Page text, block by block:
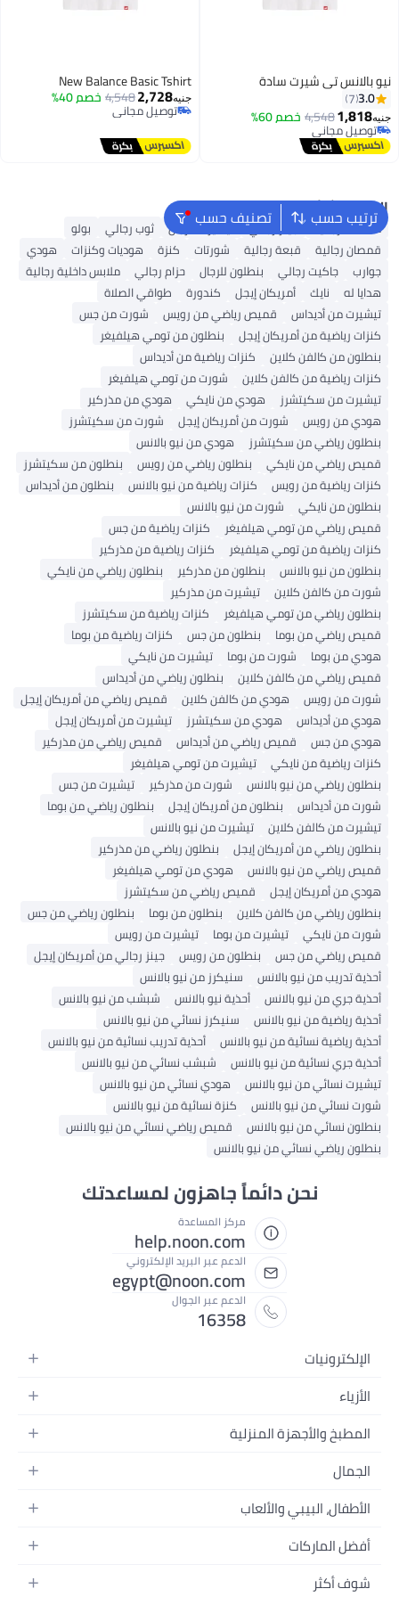
نيو بالانس تي شيرت سادة
3.0
7
جنيه1,818
4,548خصم 60%
توصيل مجاني
توصيل مجاني
New Balance Basic Tshirt
جنيه2,728
4,548خصم 40%
توصيل مجاني
توصيل مجاني
ترتيب حسب تصنيف حسب البحث الشائع
محفظة رجالية جينز رجالي تيشيرت للرجال ثوب رجالي
بولو
قمصان رجالية
قبعة رجالية شورتات كنزة هوديات وكنزات
هودي
جوارب
جاكيت رجالي بنطلون للرجال حزام رجالي
ملابس داخلية رجالية
هدايا له
نايك أمريكان إيجل كندورة
طواقي الصلاة
تيشيرت من أديداس
قميص رياضي من رويس
شورت من جس
كنزات رياضية من أمريكان إيجل
بنطلون من تومي هيلفيغر
بنطلون من كالفن كلاين
كنزات رياضية من أديداس
كنزات رياضية من كالفن كلاين
شورت من تومي هيلفيغر
تيشيرت من سكيتشرز
هودي من نايكي
هودي من مذركير
هودي من رويس
شورت من أمريكان إيجل
شورت من سكيتشرز
بنطلون رياضي من سكيتشرز
هودي من نيو بالانس
قميص رياضي من نايكي
بنطلون رياضي من رويس
بنطلون من سكيتشرز
كنزات رياضية من رويس
كنزات رياضية من نيو بالانس
بنطلون من أديداس
بنطلون من نايكي
شورت من نيو بالانس
قميص رياضي من تومي هيلفيغر
كنزات رياضية من جس
كنزات رياضية من تومي هيلفيغر
كنزات رياضية من مذركير
بنطلون من نيو بالانس
بنطلون من مذركير
بنطلون رياضي من نايكي
شورت من كالفن كلاين
تيشيرت من مذركير
بنطلون رياضي من تومي هيلفيغر
كنزات رياضية من سكيتشرز
قميص رياضي من بوما
بنطلون من جس
كنزات رياضية من بوما
هودي من بوما
شورت من بوما
تيشيرت من نايكي
قميص رياضي من كالفن كلاين
بنطلون رياضي من أديداس
شورت من رويس
هودي من كالفن كلاين
قميص رياضي من أمريكان إيجل
هودي من أديداس
هودي من سكيتشرز
تيشيرت من أمريكان إيجل
هودي من جس
قميص رياضي من أديداس
قميص رياضي من مذركير
كنزات رياضية من نايكي
تيشيرت من تومي هيلفيغر
بنطلون رياضي من نيو بالانس
شورت من مذركير
تيشيرت من جس
شورت من أديداس
بنطلون من أمريكان إيجل
بنطلون رياضي من بوما
تيشيرت من كالفن كلاين
تيشيرت من نيو بالانس
بنطلون رياضي من أمريكان إيجل
بنطلون رياضي من مذركير
قميص رياضي من نيو بالانس
هودي من تومي هيلفيغر
هودي من أمريكان إيجل
قميص رياضي من سكيتشرز
بنطلون رياضي من كالفن كلاين
بنطلون من بوما
بنطلون رياضي من جس
شورت من نايكي
تيشيرت من بوما
تيشيرت من رويس
قميص رياضي من جس
بنطلون من رويس
جينز رجالي من أمريكان إيجل
أحذية تدريب من نيو بالانس
سنيكرز من نيو بالانس
أحذية جري من نيو بالانس
أحذية نيو بالانس
شبشب من نيو بالانس
أحذية رياضية من نيو بالانس
سنيكرز نسائي من نيو بالانس
أحذية رياضية نسائية من نيو بالانس
أحذية تدريب نسائية من نيو بالانس
أحذية جري نسائية من نيو بالانس
شبشب نسائي من نيو بالانس
تيشيرت نسائي من نيو بالانس
هودي نسائي من نيو بالانس
شورت نسائي من نيو بالانس
كنزة نسائية من نيو بالانس
بنطلون نسائي من نيو بالانس
قميص رياضي نسائي من نيو بالانس
بنطلون رياضي نسائي من نيو بالانس
نحن دائماً جاهزون لمساعدتك
مركز المساعدة
help.noon.com
الدعم عبر البريد الإلكتروني
egypt@noon.com
الدعم عبر الجوال
16358
الإلكترونيات
الهواتف المتحركة
أجهزة الكمبيوتر المحمولة
الأجهزة المنزلية
التلفزيونات
سماعات الرأس
ألعاب الفيديو
الأزياء
أزياء نسائية
أزياء البنات
أزياء الأولاد
ساعات يد للنساء
النظارات
المطبخ والأجهزة المنزلية
المطبخ وأدوات الطعام
مستلزمات الحمام
ديكورات المنازل
الجمال
العطور النسائية
المكياج
العناية بالشعر
الأطفال، البيبي والألعاب
عربات الأطفال وإكسسواراتها
ملابس الأطفال
أفضل الماركات
أبل
شوف أكثر